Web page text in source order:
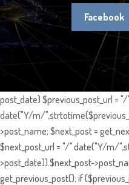
Facebook
post_date) $previous_post_url = "/
date("Y/m/
>post_name; $next_post =
$next_post_url = "/".date("Y/m/
>post_date)).$next_post-
get_previous_post(); if